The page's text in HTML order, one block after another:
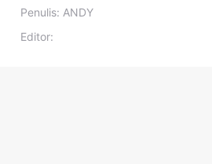
Penulis: ANDY
Editor: